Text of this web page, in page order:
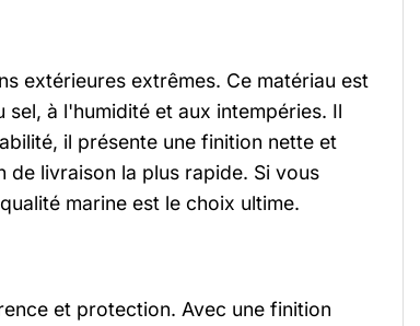
extérieures extrêmes. Ce matériau est
à l'humidité et aux intempéries. Il
il présente une finition nette et
livraison la plus rapide. Si vous
marine est le choix ultime.
et protection. Avec une finition